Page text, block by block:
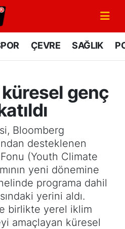
ÇEVRE SAĞLIK
genç
Bloomberg
desteklenen
(Youth Climate
yeni dönemine
programa dahil
yerini aldı.
birlikte yerel iklim
amaçlayan küresel
Haritası
ve Fikstür